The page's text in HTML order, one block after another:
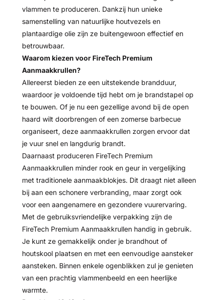
vlammen te produceren. Dankzij hun unieke
samenstelling van natuurlijke houtvezels en
plantaardige olie zijn ze buitengewoon effectief en
betrouwbaar.
Waarom kiezen voor FireTech Premium
Aanmaakkrullen?
Allereerst bieden ze een uitstekende brandduur,
waardoor je voldoende tijd hebt om je brandstapel op
te bouwen. Of je nu een gezellige avond bij de open
haard wilt doorbrengen of een zomerse barbecue
organiseert, deze aanmaakkrullen zorgen ervoor dat
je vuur snel en langdurig brandt.
Daarnaast produceren FireTech Premium
Aanmaakkrullen minder rook en geur in vergelijking
met traditionele aanmaakblokjes. Dit draagt niet alleen
bij aan een schonere verbranding, maar zorgt ook
voor een aangenamere en gezondere vuurervaring.
Met de gebruiksvriendelijke verpakking zijn de
FireTech Premium Aanmaakkrullen handig in gebruik.
Je kunt ze gemakkelijk onder je brandhout of
houtskool plaatsen en met een eenvoudige aansteker
aansteken. Binnen enkele ogenblikken zul je genieten
van een prachtig vlammenbeeld en een heerlijke
warmte.